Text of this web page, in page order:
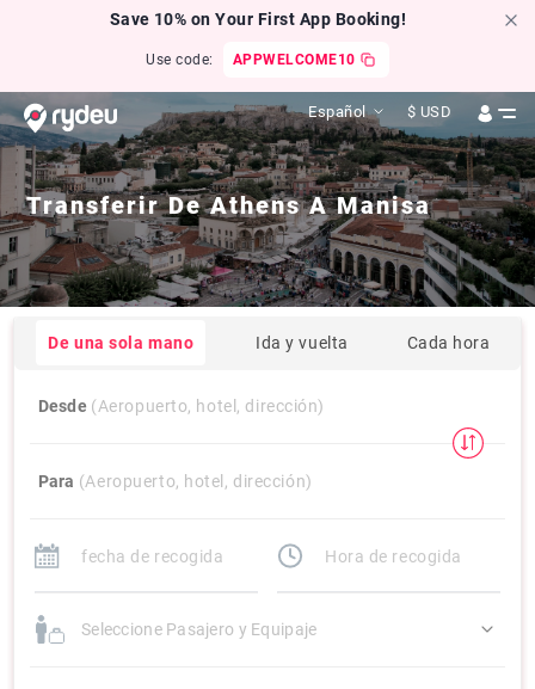
Save 10% on Your First App Booking!
Use code: APPWELCOME10
Español $ USD
Transferir De Athens A Manisa
De una sola mano Ida y vuelta Cada hora
Desde (Aeropuerto, hotel, dirección)
Para (Aeropuerto, hotel, dirección)
Seleccione Pasajero y Equipaje